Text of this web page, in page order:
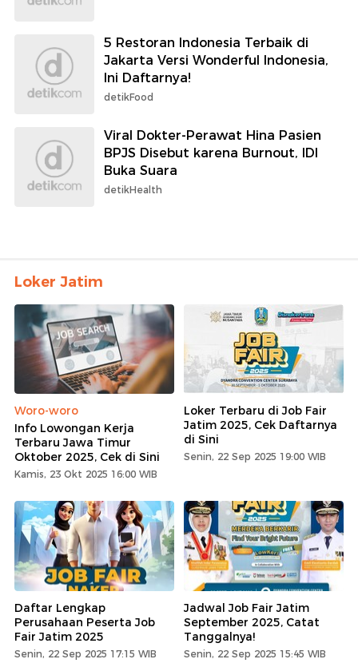
5 Restoran Indonesia Terbaik di
Jakarta Versi Wonderful Indonesia,
Ini Daftarnya!
detikFood
Viral Dokter-Perawat Hina Pasien
BPJS Disebut karena Burnout, IDI
Buka Suara
detikHealth
Loker Jatim
Woro-woro
Info Lowongan Kerja
Terbaru Jawa Timur
Oktober 2025, Cek di Sini
Kamis, 23 Okt 2025 16:00 WIB
Loker Terbaru di Job Fair
Jatim 2025, Cek Daftarnya
di Sini
Senin, 22 Sep 2025 19:00 WIB
Daftar Lengkap
Perusahaan Peserta Job
Fair Jatim 2025
Senin, 22 Sep 2025 17:15 WIB
Jadwal Job Fair Jatim
September 2025, Catat
Tanggalnya!
Senin, 22 Sep 2025 15:45 WIB